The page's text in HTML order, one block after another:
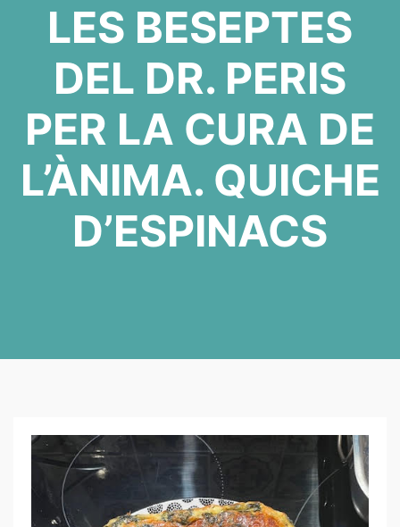
LES BESEPTES
DEL DR. PERIS
PER LA CURA DE
L’ÀNIMA. QUICHE
D’ESPINACS